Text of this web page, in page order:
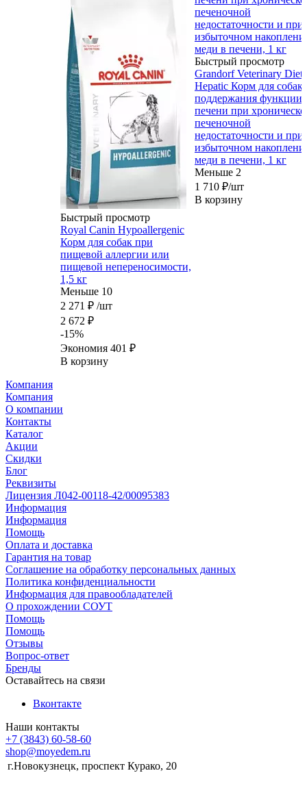
Быстрый просмотр
Royal Canin Hypoallergenic
Корм для собак при
пищевой аллергии или
пищевой непереносимости,
1,5 кг
Меньше 10
2 271 ₽ /шт
2 672 ₽
-15%
Экономия 401 ₽
В корзину
Быстрый просмотр
Grandorf Veterinary Diet
Hepatic Корм для
поддержания функции
печени при
печеночной
недостаточности и при
избыточном
меди в печени, 1 кг
Меньше 2
1 710 ₽/шт
В корзину
Компания
Компания
О компании
Контакты
Каталог
Акции
Скидки
Блог
Реквизиты
Лицензия Л042-00118-42/00095383
Информация
Информация
Помощь
Оплата и доставка
Гарантия на товар
Соглашение на обработку персональных данных
Политика конфиденциальности
Информация для правообладателей
О прохождении СОУТ
Помощь
Помощь
Отзывы
Вопрос-ответ
Бренды
Оставайтесь на связи
Вконтакте
Наши контакты
+7 (3843) 60-58-60
shop@moyedem.ru
г.Новокузнецк, проспект Курако, 20